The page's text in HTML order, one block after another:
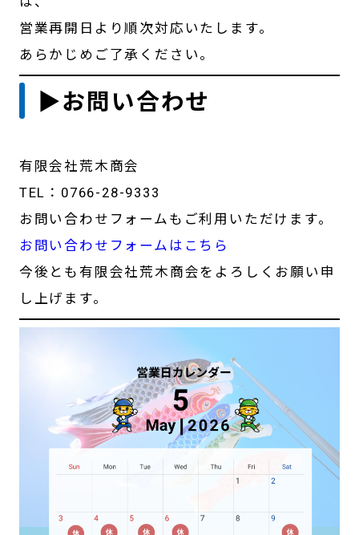
営業再開日より順次対応いたします。
あらかじめご了承ください。
▶お問い合わせ
有限会社荒木商会
TEL：0766-28-9333
お問い合わせフォームもご利用いただけます。
お問い合わせフォームはこちら
今後とも有限会社荒木商会をよろしくお願い申
し上げます。